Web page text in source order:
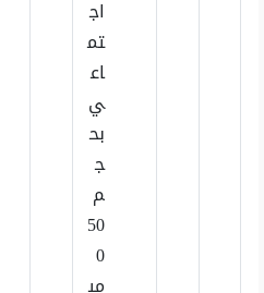
اج
تم
اع
ي
بح
ج
م
50
0
مي